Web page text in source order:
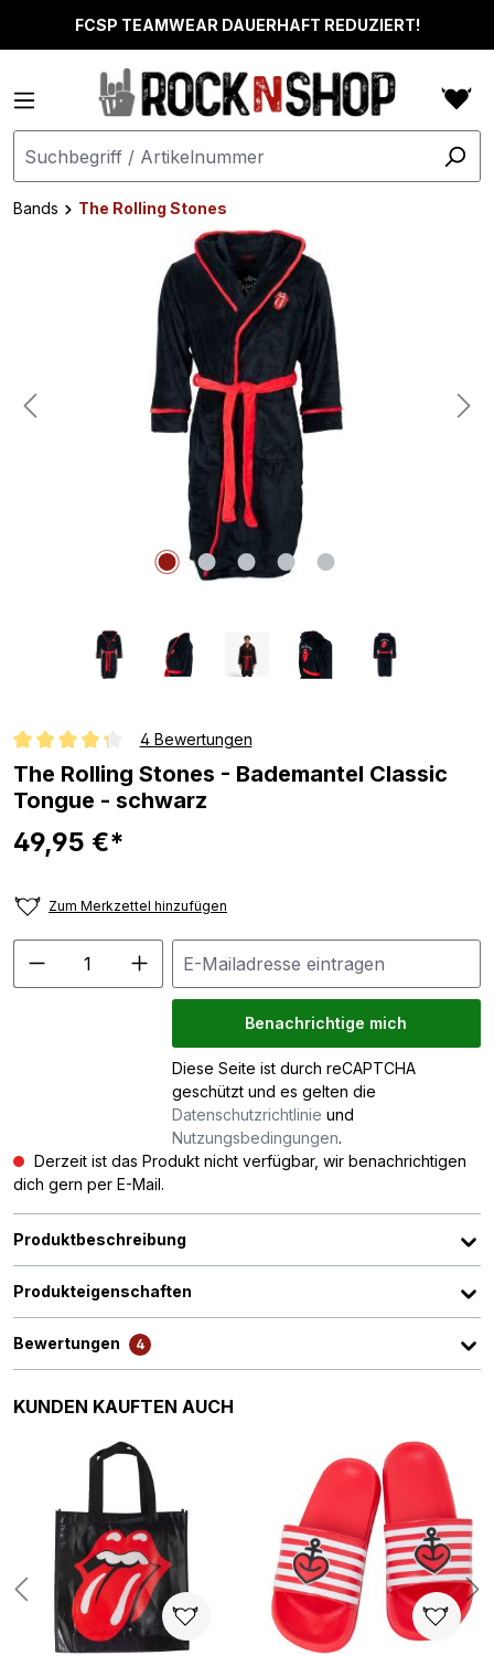
springenFCSP TEAMWEAR DAUERHAFT REDUZIERT!
Bands
The Rolling Stones
Bildergalerie überspringen
Durchschnittliche Bewertung von 4.2 von 5 Sternen
4 Bewertungen
The Rolling Stones - Bademantel Classic
Tongue - schwarz
49,95 €*
Zum Merkzettel hinzufügen
Benachrichtige mich
Diese Seite ist durch reCAPTCHA
geschützt und es gelten die
Datenschutzrichtlinie und
Nutzungsbedingungen.
Derzeit ist das Produkt nicht verfügbar, wir benachrichtigen
dich gern per E-Mail.
Produktbeschreibung
Produkteigenschaften
Bewertungen 4
Produktgalerie überspringen
KUNDEN KAUFTEN AUCH